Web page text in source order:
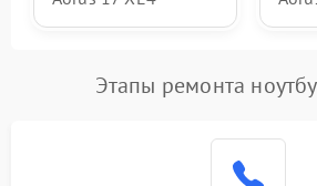
Этапы ремонта